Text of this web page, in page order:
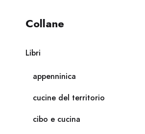
Collane
Libri
appenninica
cucine del territorio
cibo e cucina